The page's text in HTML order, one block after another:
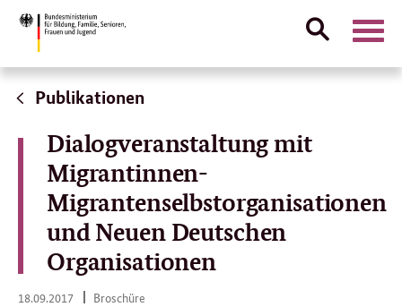
Direktlink:
Suche
Publikationen
Dialogveranstaltung mit
Migrantinnen-
Migrantenselbstorganisationen
und Neuen Deutschen
Organisationen
18.09.2017 18. Broschüre